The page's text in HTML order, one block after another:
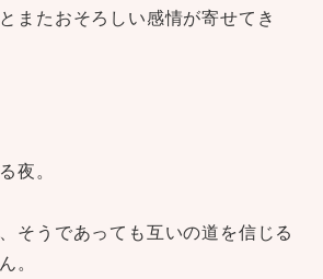
またおそろしい感情が寄せてき
夜。
そうであっても互いの道を信じる
。